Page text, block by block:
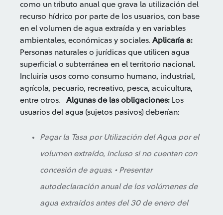
como un tributo anual que grava la utilización del
recurso hídrico por parte de los usuarios, con base
en el volumen de agua extraída y en variables
ambientales, económicas y sociales. Aplicaría a:
Personas naturales o jurídicas que utilicen agua
superficial o subterránea en el territorio nacional.
Incluiría usos como consumo humano, industrial,
agrícola, pecuario, recreativo, pesca, acuicultura,
entre otros. Algunas de las obligaciones: Los
usuarios del agua (sujetos pasivos) deberían:
Pagar la Tasa por Utilización del Agua por el
volumen extraído, incluso si no cuentan con
concesión de aguas. • Presentar
autodeclaración anual de los volúmenes de
agua extraídos antes del 30 de enero del